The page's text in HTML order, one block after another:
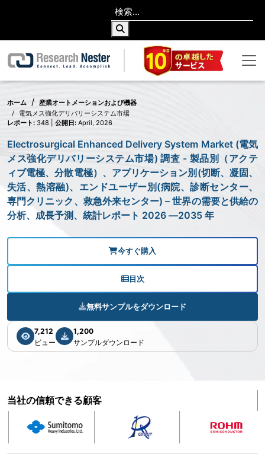
ホーム
産業オートメーションおよび機器
電気メス強化デリバリーシステム市場
レポート: 348 | 公開日: April, 2026
Electrosurgical Enhanced Delivery System Market (電気
メス強化デリバリーシステム市場) 調査 - 製品別（アクテ
ィブ電極、分散電極）、アプリケーション別(切断、凝固、
失活、熱溶融)、エンドユーザー別(病院、診断センター、
専門クリニック、救急外来センター) – 世界の需要と供給の
分析、成長予測、統計レポート 2026 ―2035 年
今すぐ購入
目次
無料サンプルをダウンロード
7,212
ビュー
1,200
サンプルダウンロード
当社の信頼できる顧客